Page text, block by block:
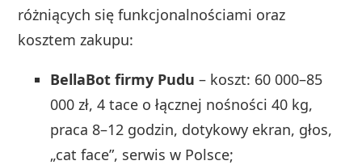
różniących się funkcjonalnościami oraz
kosztem zakupu:
BellaBot firmy Pudu – koszt: 60 000–85
000 zł, 4 tace o łącznej nośności 40 kg,
praca 8–12 godzin, dotykowy ekran, głos,
„cat face”, serwis w Polsce;